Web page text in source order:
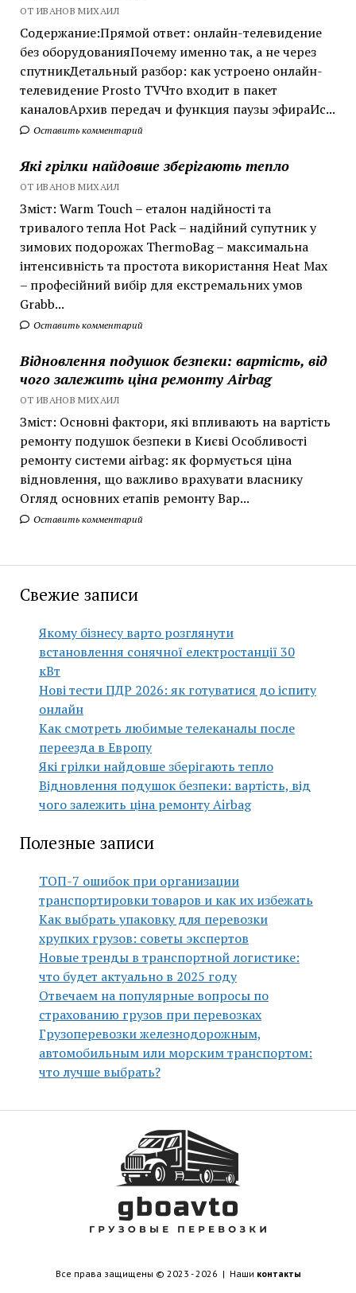
ОТ ИВАНОВ МИХАИЛ
Содержание:Прямой ответ: онлайн-телевидение
без оборудованияПочему именно так, а не через
спутникДетальный разбор: как устроено онлайн-
телевидение Prosto TVЧто входит в пакет
каналовАрхив передач и функция паузы эфираИс...
Оставить комментарий
Які грілки найдовше зберігають тепло
ОТ ИВАНОВ МИХАИЛ
Зміст: Warm Touch – еталон надійності та
тривалого тепла Hot Pack – надійний супутник у
зимових подорожах ThermoBag – максимальна
інтенсивність та простота використання Heat Max
– професійний вибір для екстремальних умов
Grabb...
Оставить комментарий
Відновлення подушок безпеки: вартість, від
чого залежить ціна ремонту Airbag
ОТ ИВАНОВ МИХАИЛ
Зміст: Основні фактори, які впливають на вартість
ремонту подушок безпеки в Києві Особливості
ремонту системи airbag: як формується ціна
відновлення, що важливо врахувати власнику
Огляд основних етапів ремонту Вар...
Оставить комментарий
Свежие записи
Якому бізнесу варто розглянути
встановлення сонячної електростанції 30
кВт
Нові тести ПДР 2026: як готуватися до іспиту
онлайн
Как смотреть любимые телеканалы после
переезда в Европу
Які грілки найдовше зберігають тепло
Відновлення подушок безпеки: вартість, від
чого залежить ціна ремонту Airbag
Полезные записи
ТОП-7 ошибок при организации
транспортировки товаров и как их избежать
Как выбрать упаковку для перевозки
хрупких грузов: советы экспертов
Новые тренды в транспортной логистике:
что будет актуально в 2025 году
Отвечаем на популярные вопросы по
страхованию грузов при перевозках
Грузоперевозки железнодорожным,
автомобильным или морским транспортом:
что лучше выбрать?
Все права защищены © 2023 - 2026 | Наши контакты